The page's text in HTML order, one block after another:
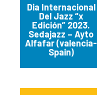
Dia Internacional
Del Jazz “x
Edición” 2023.
Sedajazz – Ayto
Alfafar (valencia-
Spain)